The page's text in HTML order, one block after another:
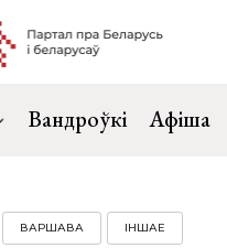
Вандроўкі Афіша
ВАРШАВА ІНШАЕ